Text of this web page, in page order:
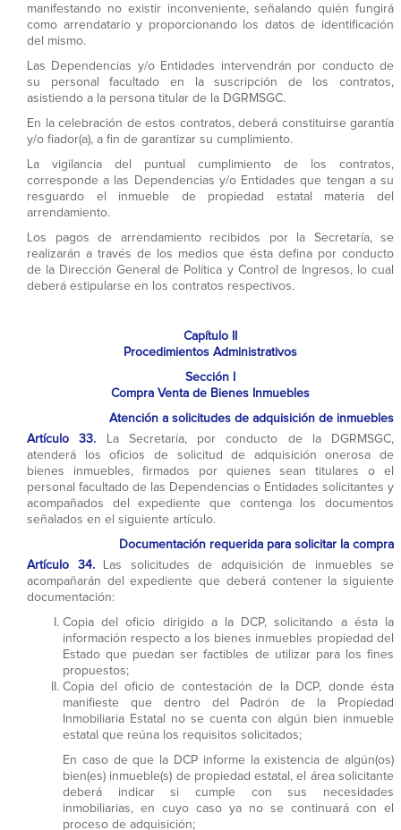
manifestando no existir inconveniente, señalando quién fungirá
como arrendatario y proporcionando los datos de identificación
del mismo.
Las Dependencias y/o Entidades intervendrán por conducto de
su personal facultado en la suscripción de los contratos,
asistiendo a la persona titular de la DGRMSGC.
En la celebración de estos contratos, deberá constituirse garantía
y/o fiador(a), a fin de garantizar su cumplimiento.
La vigilancia del puntual cumplimiento de los contratos,
corresponde a las Dependencias y/o Entidades que tengan a su
resguardo el inmueble de propiedad estatal materia del
arrendamiento.
Los pagos de arrendamiento recibidos por la Secretaría, se
realizarán a través de los medios que ésta defina por conducto
de la Dirección General de Política y Control de Ingresos, lo cual
deberá estipularse en los contratos respectivos.
Capítulo II
Procedimientos Administrativos
Sección I
Compra Venta de Bienes Inmuebles
Atención a solicitudes de adquisición de inmuebles
Artículo 33.
La Secretaría, por conducto de la DGRMSGC,
atenderá los oficios de solicitud de adquisición onerosa de
bienes inmuebles, firmados por quienes sean titulares o el
personal facultado de las Dependencias o Entidades solicitantes y
acompañados del expediente que contenga los documentos
señalados en el siguiente artículo.
Documentación requerida para solicitar la compra
Artículo 34.
Las solicitudes de adquisición de inmuebles se
acompañarán del expediente que deberá contener la siguiente
documentación:
Copia del oficio dirigido a la DCP, solicitando a ésta la
información respecto a los bienes inmuebles propiedad del
Estado que puedan ser factibles de utilizar para los fines
propuestos;
Copia del oficio de contestación de la DCP, donde ésta
manifieste que dentro del Padrón de la Propiedad
Inmobiliaria Estatal no se cuenta con algún bien inmueble
estatal que reúna los requisitos solicitados;
En caso de que la DCP informe la existencia de algún(os)
bien(es) inmueble(s) de propiedad estatal, el área solicitante
deberá indicar si cumple con sus necesidades
inmobiliarias, en cuyo caso ya no se continuará con el
proceso de adquisición;